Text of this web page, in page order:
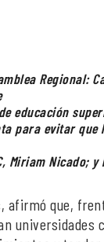
Regional:
educación
para evitar que
Miriam Nicado;
afirmó que,